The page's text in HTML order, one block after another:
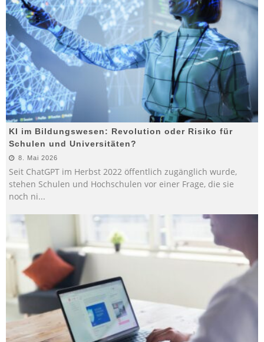
KI im Bildungswesen: Revolution oder Risiko für
Schulen und Universitäten?
8. Mai 2026
Seit ChatGPT im Herbst 2022 öffentlich zugänglich wurde,
stehen Schulen und Hochschulen vor einer Frage, die sie
noch ni...